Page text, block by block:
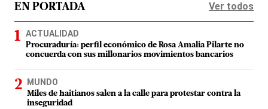
EN PORTADA Ver todos
ACTUALIDAD
Procuraduría: perfil económico de Rosa Amalia Pilarte no
concuerda con sus millonarios movimientos bancarios
MUNDO
Miles de haitianos salen a la calle para protestar contra la
inseguridad